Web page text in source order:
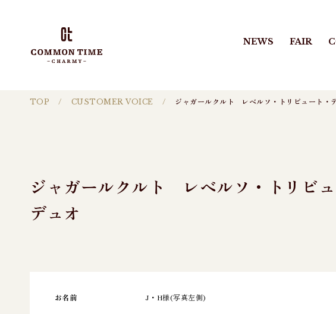
NEWS FAIR
TOP CUSTOMER VOICE ジャガールクルト レベルソ・トリビュート・
ジャガールクルト レベルソ・トリビュ
デュオ
お名前 J・H様(写真左側)